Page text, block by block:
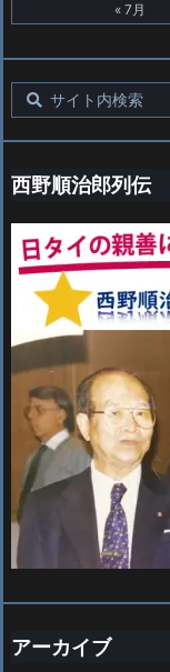
« 7月
西野順治郎列伝
アーカイブ